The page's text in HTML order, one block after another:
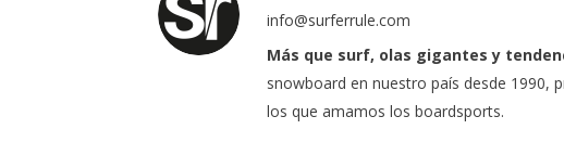
info@surferrule.com
Más que surf, olas gigantes y
snowboard en nuestro país desde 1990,
los que amamos los boardsports.